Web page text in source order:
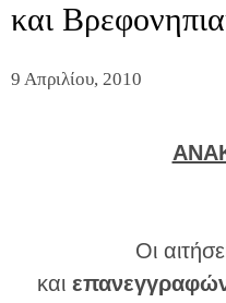
και
9 Απριλίου, 2010
Οι
και